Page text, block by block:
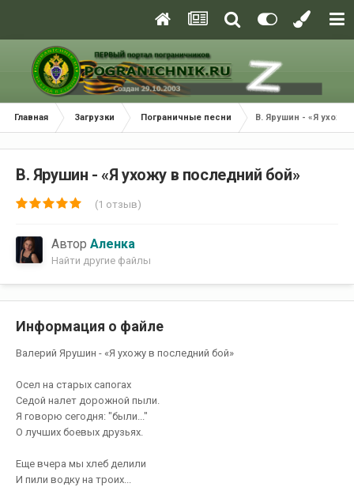
Главная Загрузки Пограничные песни В. Ярушин - «Я ухожу
В. Ярушин - «Я ухожу в последний бой»
(1 отзыв)
Автор Аленка
Найти другие файлы
Информация о файле
Валерий Ярушин - «Я ухожу в последний бой»
Осел на старых сапогах
Седой налет дорожной пыли.
Я говорю сегодня: "были..."
О лучших боевых друзьях.
Еще вчера мы хлеб делили
И пили водку на троих...